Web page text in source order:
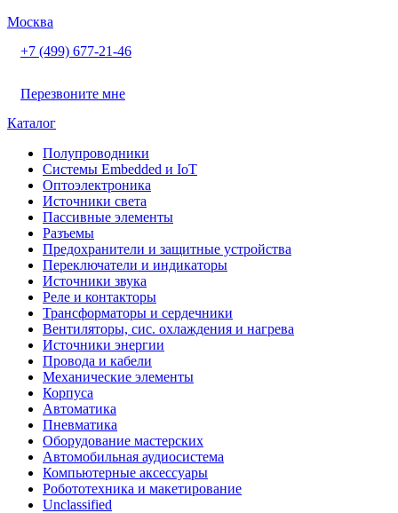
Москва
+7 (499) 677-21-46
Перезвоните мне
Каталог
Полупроводники
Системы Embedded и IoT
Oптоэлектроника
Источники света
Пассивные элементы
Разъeмы
Предохранители и защитные устройства
Переключатели и индикаторы
Источники звука
Реле и контакторы
Трансформаторы и сердечники
Вентиляторы, сис. охлаждения и нагрева
Источники энергии
Провода и кабели
Механические элементы
Корпуса
Автоматика
Пневматика
Оборудование мастерских
Автомобильная аудиосистема
Компьютерные аксессуары
Робототехника и макетирование
Unclassified